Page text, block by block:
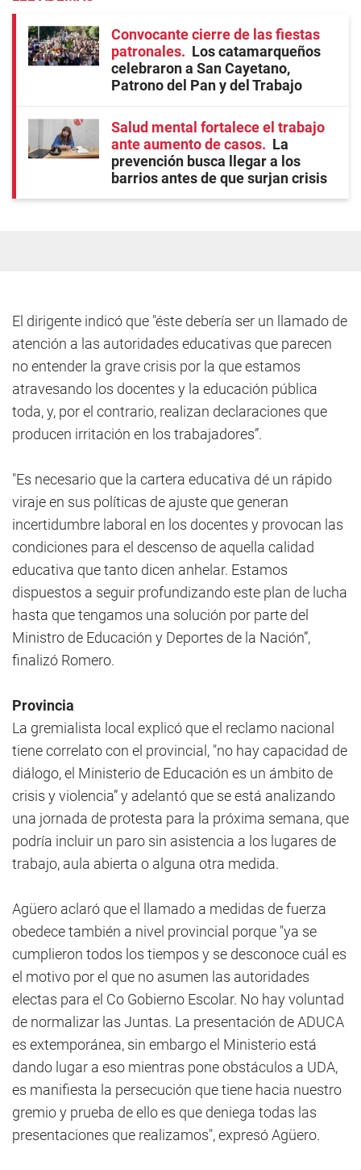
Convocante cierre de las fiestas
patronales
Los catamarqueños
celebraron a San Cayetano,
Patrono del Pan y del Trabajo
Salud mental fortalece el trabajo
ante aumento de casos
La
prevención busca llegar a los
barrios antes de que surjan crisis
El dirigente indicó que "éste debería ser un llamado de
atención a las autoridades educativas que parecen
no entender la grave crisis por la que estamos
atravesando los docentes y la educación pública
toda, y, por el contrario, realizan declaraciones que
producen irritación en los trabajadores”.
"Es necesario que la cartera educativa dé un rápido
viraje en sus políticas de ajuste que generan
incertidumbre laboral en los docentes y provocan las
condiciones para el descenso de aquella calidad
educativa que tanto dicen anhelar. Estamos
dispuestos a seguir profundizando este plan de lucha
hasta que tengamos una solución por parte del
Ministro de Educación y Deportes de la Nación”,
finalizó Romero.
Provincia
La gremialista local explicó que el reclamo nacional
tiene correlato con el provincial, "no hay capacidad de
diálogo, el Ministerio de Educación es un ámbito de
crisis y violencia” y adelantó que se está analizando
una jornada de protesta para la próxima semana, que
podría incluir un paro sin asistencia a los lugares de
trabajo, aula abierta o alguna otra medida.
Agüero aclaró que el llamado a medidas de fuerza
obedece también a nivel provincial porque "ya se
cumplieron todos los tiempos y se desconoce cuál es
el motivo por el que no asumen las autoridades
electas para el Co Gobierno Escolar. No hay voluntad
de normalizar las Juntas. La presentación de ADUCA
es extemporánea, sin embargo el Ministerio está
dando lugar a eso mientras pone obstáculos a UDA,
es manifiesta la persecución que tiene hacia nuestro
gremio y prueba de ello es que deniega todas las
presentaciones que realizamos", expresó Agüero.